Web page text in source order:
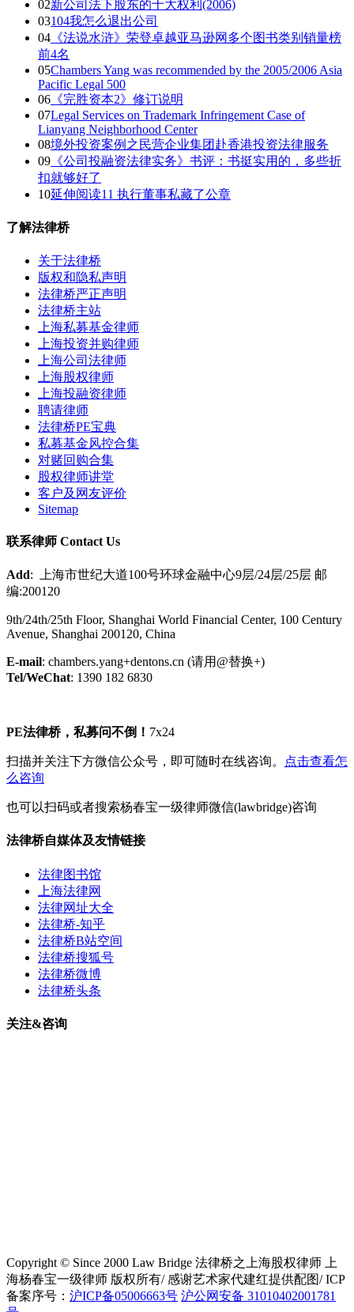
02新公司法下股东的十大权利(2006)
03104我怎么退出公司
04 《法说水浒》荣登卓越亚马逊网多个图书类别销量榜
前4名
05Chambers Yang was recommended by the 2005/2006 Asia
Pacific Legal 500
06 《完胜资本2》修订说明
07Legal Services on Trademark Infringement Case of
Lianyang Neighborhood Center
08境外投资案例之民营企业集团赴香港投资法律服务
09 《公司投融资法律实务》书评：书挺实用的，多些折
扣就够好了
10延伸阅读11 执行董事私藏了公章
了解法律桥
关于法律桥
版权和隐私声明
法律桥严正声明
法律桥主站
上海私募基金律师
上海投资并购律师
上海公司法律师
上海股权律师
上海投融资律师
聘请律师
法律桥PE宝典
私募基金风控合集
对赌回购合集
股权律师讲堂
客户及网友评价
Sitemap
联系律师 Contact Us
Add: 上海市世纪大道100号环球金融中心9层/24层/25层 邮
编:200120
9th/24th/25th Floor, Shanghai World Financial Center, 100 Century
Avenue, Shanghai 200120, China
E-mail: chambers.yang+dentons.cn (请用@替换+)
Tel/WeChat: 1390 182 6830
PE法律桥，私募问不倒！ 7x24
扫描并关注下方微信公众号，即可随时在线咨询。
点击查看怎
么咨询
也可以扫码或者搜索杨春宝一级律师微信(lawbridge)咨询
法律桥自媒体及友情链接
法律图书馆
上海法律网
法律网址大全
法律桥-知乎
法律桥B站空间
法律桥搜狐号
法律桥微博
法律桥头条
关注&咨询
Copyright © Since 2000 Law Bridge 法律桥之上海股权律师 上
海杨春宝一级律师 版权所有/ 感谢艺术家代建红提供配图/ ICP
备案序号： 沪ICP备05006663号 沪公网安备 31010402001781